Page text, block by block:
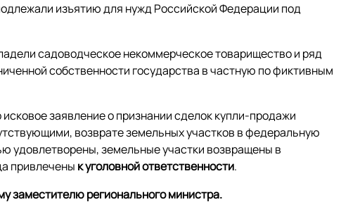
изъятию для нужд Российской Федерации под
садоводческое некоммерческое товарищество и ряд
собственности государства в частную по фиктивным
заявление о признании сделок купли-продажи
возврате земельных участков в федеральную
удовлетворены, земельные участки возвращены в
привлечены к уголовной ответственности.
заместителю регионального министра.